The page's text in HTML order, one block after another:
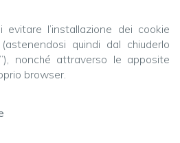
evitare l’installazione dei cookie
quindi dal chiuderlo
nonché attraverso le apposite
browser.